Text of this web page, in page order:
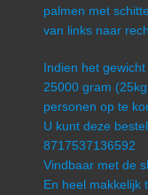
palmen met
van links naar
Indien het
25000 gram
personen op te
U kunt deze
8717537136592
Vindbaar met de
En heel makkelijk